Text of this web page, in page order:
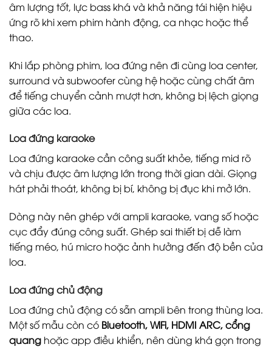
âm lượng tốt, lực bass khá và khả năng tái hiện hiệu
ứng rõ khi xem phim hành động, ca nhạc hoặc thể
thao.
Khi lắp phòng phim, loa đứng nên đi cùng loa center,
surround và subwoofer cùng hệ hoặc cùng chất âm
để tiếng chuyển cảnh mượt hơn, không bị lệch giọng
giữa các loa.
Loa đứng karaoke
Loa đứng karaoke cần công suất khỏe, tiếng mid rõ
và chịu được âm lượng lớn trong thời gian dài. Giọng
hát phải thoát, không bị bí, không bị đục khi mở lớn.
Dòng này nên ghép với ampli karaoke, vang số hoặc
cục đẩy đúng công suất. Ghép sai thiết bị dễ làm
tiếng méo, hú micro hoặc ảnh hưởng đến độ bền của
loa.
Loa đứng chủ động
Loa đứng chủ động có sẵn ampli bên trong thùng loa.
Một số mẫu còn có Bluetooth, WiFi, HDMI ARC, cổng
quang hoặc app điều khiển, nên dùng khá gọn trong